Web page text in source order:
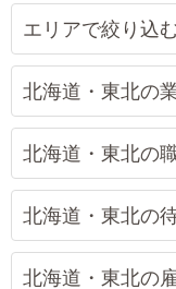
エリアで絞り込
北海道・東北の
北海道・東北の
北海道・東北の
北海道・東北の